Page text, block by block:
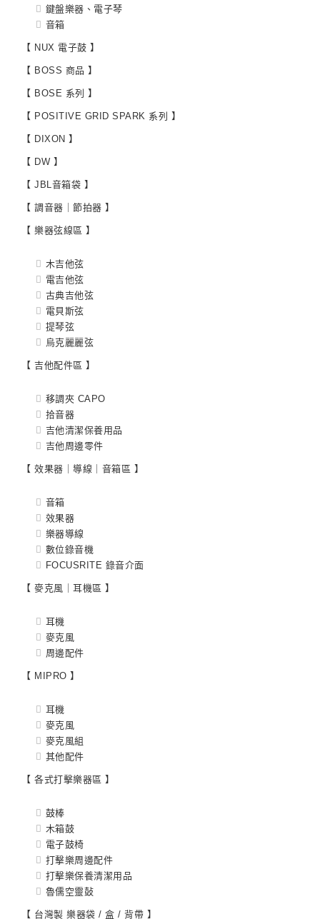
鍵盤樂器、電子琴
音箱
【 NUX 電子鼓 】
【 BOSS 商品 】
【 BOSE 系列 】
【 POSITIVE GRID SPARK 系列 】
【 DIXON 】
【 DW 】
【 JBL音箱袋 】
【 調音器｜節拍器 】
【 樂器弦線區 】
木吉他弦
電吉他弦
古典吉他弦
電貝斯弦
提琴弦
烏克麗麗弦
【 吉他配件區 】
移調夾 CAPO
拾音器
吉他清潔保養用品
吉他周邊零件
【 效果器｜導線｜音箱區 】
音箱
效果器
樂器導線
數位錄音機
FOCUSRITE 錄音介面
【 麥克風｜耳機區 】
耳機
麥克風
周邊配件
【 MIPRO 】
耳機
麥克風
麥克風組
其他配件
【 各式打擊樂器區 】
鼓棒
木箱鼓
電子鼓椅
打擊樂周邊配件
打擊樂保養清潔用品
魯儒空靈鼔
【 台灣製 樂器袋 / 盒 / 背帶 】